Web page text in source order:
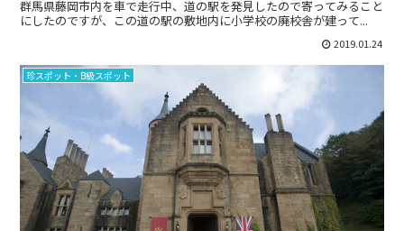
群馬県藤岡市内を車で走行中、道の駅を発見したので寄ってみること
にしたのですが、この道の駅の敷地内に小学校の廃校舎が建って...
2019.01.24
珍スポット・B級スポット